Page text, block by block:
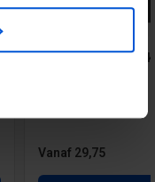
Betonpaal
Vanaf 29,75